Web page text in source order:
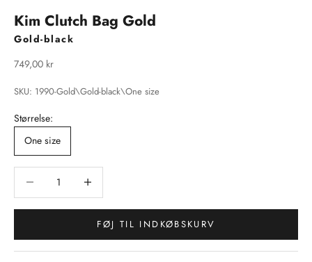
Kim Clutch Bag Gold
Gold-black
Salgspris
749,00 kr
SKU: 1990-Gold\Gold-black\One size
Størrelse:
One size
FØJ TIL INDKØBSKURV